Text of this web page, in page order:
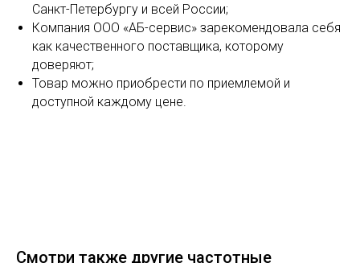
Санкт-Петербургу и всей России;
Компания ООО «АБ-сервис» зарекомендовала себя
как качественного поставщика, которому
доверяют;
Товар можно приобрести по приемлемой и
доступной каждому цене.
Смотри также другие частотные